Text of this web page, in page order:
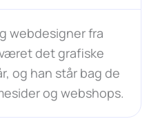
webdesigner fra
det grafiske
og han står bag de
og webshops.